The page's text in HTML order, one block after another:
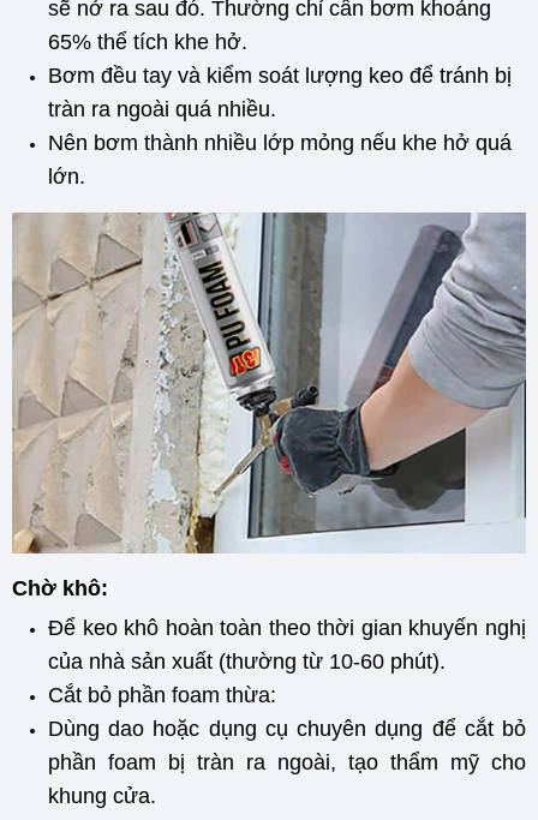
sẽ nở ra sau đó. Thường chỉ cần bơm khoảng
65% thể tích khe hở.
Bơm đều tay và kiểm soát lượng keo để tránh bị
tràn ra ngoài quá nhiều.
Nên bơm thành nhiều lớp mỏng nếu khe hở quá
lớn.
Chờ khô:
Để keo khô hoàn toàn theo thời gian khuyến nghị
của nhà sản xuất (thường từ 10-60 phút).
Cắt bỏ phần foam thừa:
Dùng dao hoặc dụng cụ chuyên dụng để cắt bỏ
phần foam bị tràn ra ngoài, tạo thẩm mỹ cho
khung cửa.